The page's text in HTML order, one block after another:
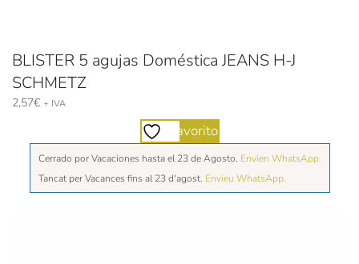
BLISTER 5 agujas Doméstica JEANS H-J
SCHMETZ
2,57€ + IVA
Favorito
Cerrado por Vacaciones hasta el 23 de Agosto. Envien WhatsApp.
Tancat per Vacances fins al 23 d'agost. Envieu WhatsApp.